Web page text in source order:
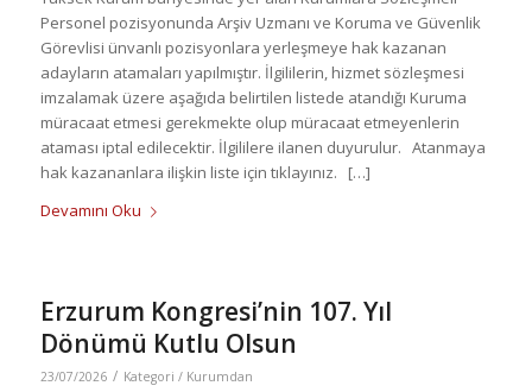
Personel pozisyonunda Arşiv Uzmanı ve Koruma ve Güvenlik
Görevlisi ünvanlı pozisyonlara yerleşmeye hak kazanan
adayların atamaları yapılmıştır. İlgililerin, hizmet sözleşmesi
imzalamak üzere aşağıda belirtilen listede atandığı Kuruma
müracaat etmesi gerekmekte olup müracaat etmeyenlerin
ataması iptal edilecektir. İlgililere ilanen duyurulur. Atanmaya
hak kazananlara ilişkin liste için tıklayınız. […]
Devamını Oku
Erzurum Kongresi’nin 107. Yıl
Dönümü Kutlu Olsun
23/07/2026 / Kategori / Kurumdan